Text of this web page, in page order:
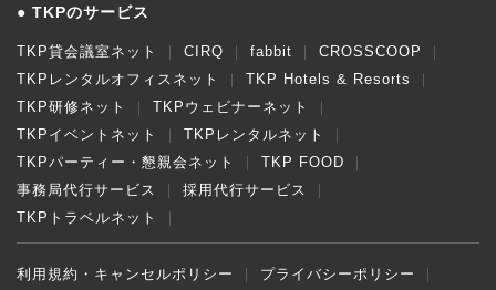
TKPのサービス
TKP貸会議室ネット CIRQ fabbit
CROSSCOOP
TKPレンタルオフィスネット
TKP Hotels & Resorts
TKP研修ネット
TKPウェビナーネット
TKPイベントネット
TKPレンタルネット
TKPパーティー・懇親会ネット
TKP FOOD
事務局代行サービス
採用代行サービス
TKPトラベルネット
利用規約・キャンセルポリシー プライバシーポリシー